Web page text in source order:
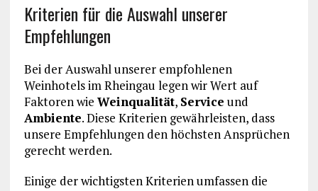
Kriterien für die Auswahl unserer
Empfehlungen
Bei der Auswahl unserer empfohlenen
Weinhotels im Rheingau legen wir Wert auf
Faktoren wie Weinqualität, Service und
Ambiente. Diese Kriterien gewährleisten, dass
unsere Empfehlungen den höchsten Ansprüchen
gerecht werden.
Einige der wichtigsten Kriterien umfassen die